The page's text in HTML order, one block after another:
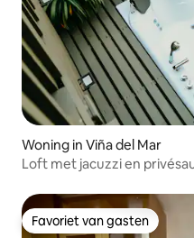
Woning in Viña del Mar
Loft met jacuzzi en
Favoriet van gasten
Favoriet van gasten